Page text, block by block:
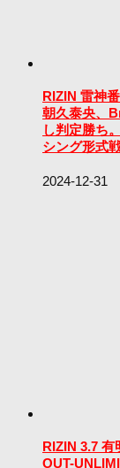
RIZIN 雷神
朝久泰央、
し判定勝ち
シング形式
2024-12-31
RIZIN 3.7
OUT-